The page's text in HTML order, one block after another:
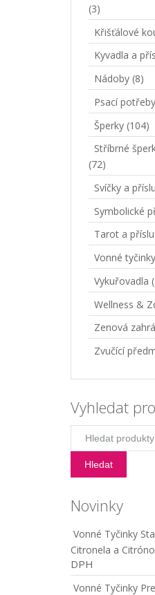
(3)
Křišťálové
Kyvadla a
Nádoby (8)
Psací potřeby
Šperky (104)
Stříbrné
(72)
Svíčky a
Symbolické
Tarot a
Vonné tyčinky
Vykuřovadla
Wellness &
Zenová
Zvučící
Vyhledat
Hledat:
Hledat
Novinky
Vonné Tyčinky
Citronela a
DPH
Vonné Tyčinky